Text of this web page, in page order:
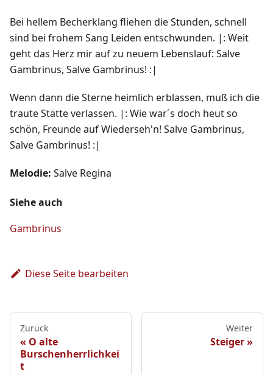
Bei hellem Becherklang fliehen die Stunden, schnell
sind bei frohem Sang Leiden entschwunden. |: Weit
geht das Herz mir auf zu neuem Lebenslauf: Salve
Gambrinus, Salve Gambrinus! :|
Wenn dann die Sterne heimlich erblassen, muß ich die
traute Stätte verlassen. |: Wie war´s doch heut so
schön, Freunde auf Wiederseh'n! Salve Gambrinus,
Salve Gambrinus! :|
Melodie: Salve Regina
Siehe auch
Gambrinus
Diese Seite bearbeiten
Zurück
O alte
Burschenherrlichkei
t
Weiter
Steiger